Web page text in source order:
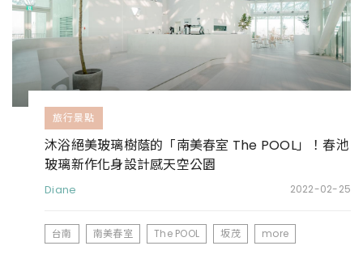
旅行景點
沐浴絕美玻璃樹蔭的「南美春室 The POOL」！春池
玻璃新作化身設計感天空公園
Diane 2022-02-25
台南 南美春室 The POOL 坂茂 more